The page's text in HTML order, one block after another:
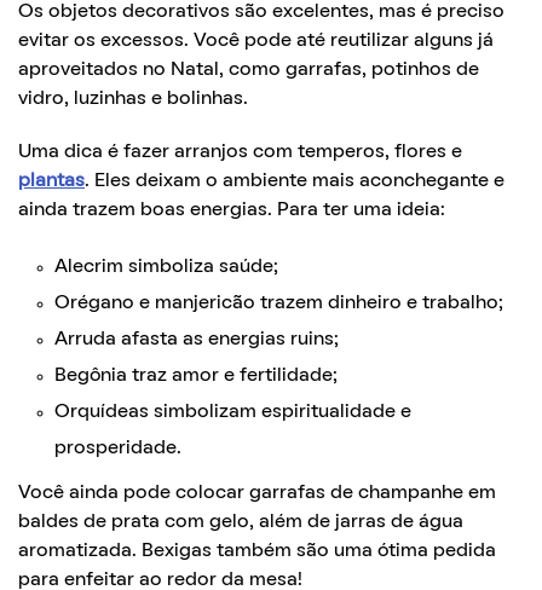
Os objetos decorativos são excelentes, mas é preciso
evitar os excessos. Você pode até reutilizar alguns já
aproveitados no Natal, como garrafas, potinhos de
vidro, luzinhas e bolinhas.
Uma dica é fazer arranjos com temperos, flores e
plantas. Eles deixam o ambiente mais aconchegante e
ainda trazem boas energias. Para ter uma ideia:
Alecrim simboliza saúde;
Orégano e manjericão trazem dinheiro e trabalho;
Arruda afasta as energias ruins;
Begônia traz amor e fertilidade;
Orquídeas simbolizam espiritualidade e
prosperidade.
Você ainda pode colocar garrafas de champanhe em
baldes de prata com gelo, além de jarras de água
aromatizada. Bexigas também são uma ótima pedida
para enfeitar ao redor da mesa!